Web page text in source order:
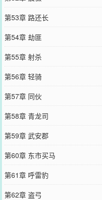
第53章 路还长
第54章 劫匪
第55章 射杀
第56章 轻骑
第57章 同伙
第58章 青龙司
第59章 武安郡
第60章 东市买马
第61章 呼雷豹
第62章 盗弓